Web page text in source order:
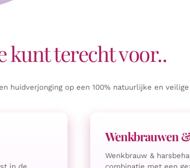
kunt terecht voor..
huidverjonging op een 100% natuurlijke en
Wenkbrauwen
Wenkbrauw &